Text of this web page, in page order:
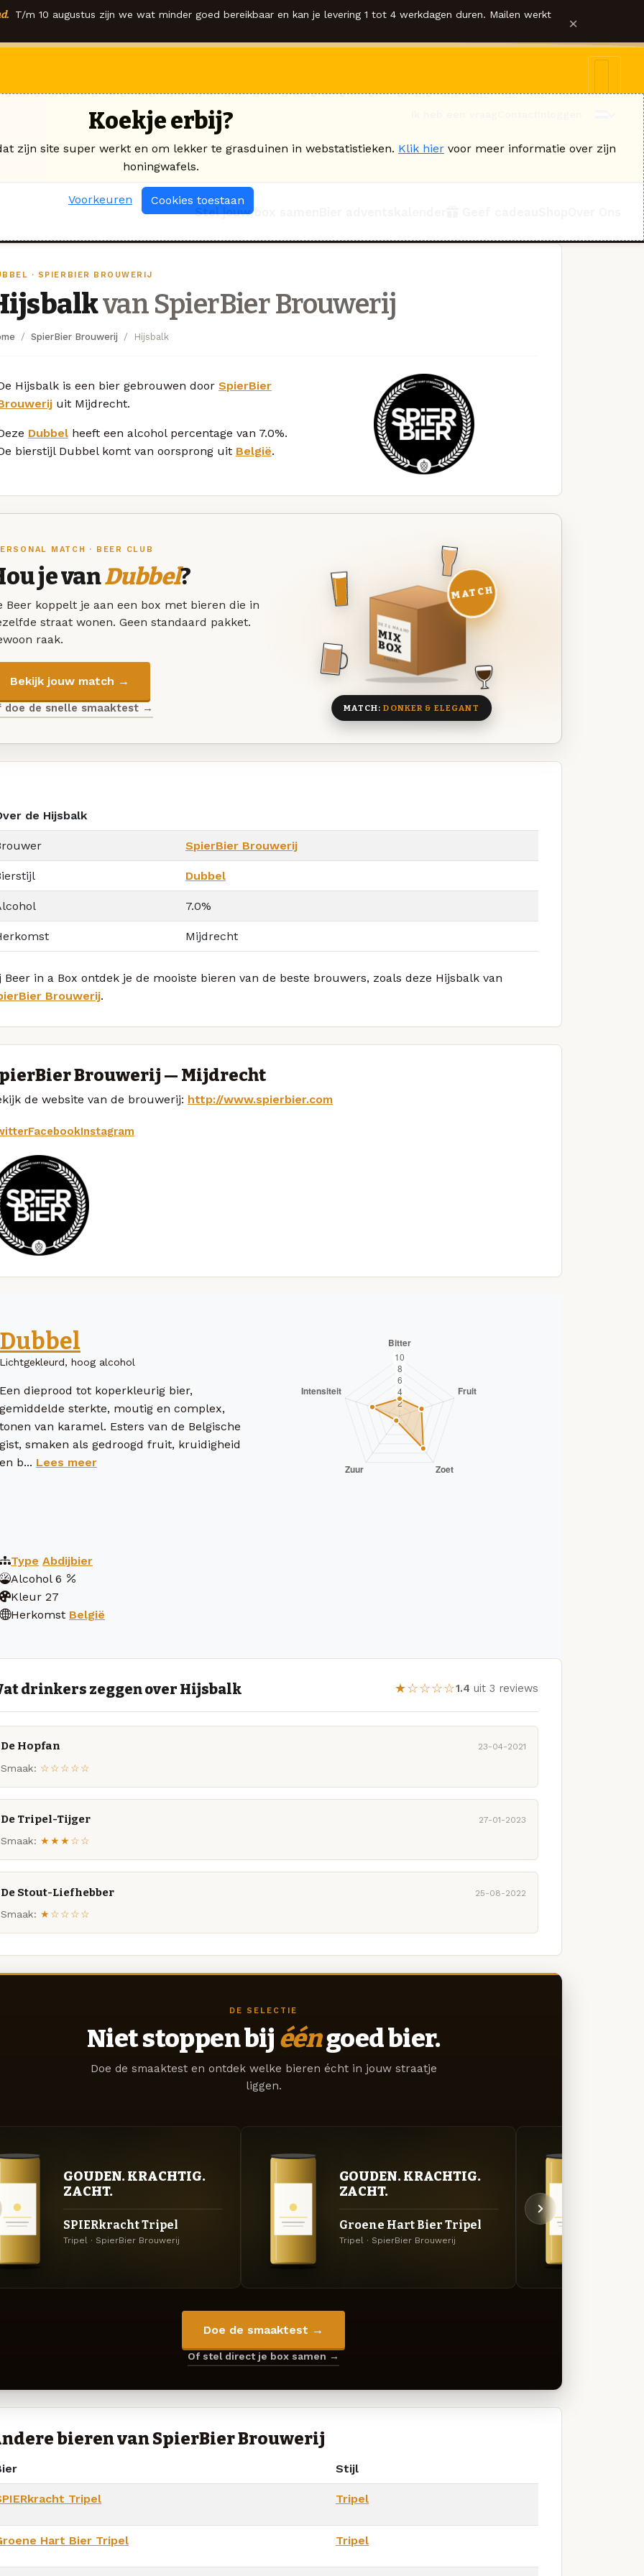
T/m 10 augustus zijn we wat minder goed bereikbaar en kan je levering 1 tot 4 werkdagen duren. Mailen werkt ×
Stel jouw box samen
· SPIERBIER BROUWERIJ
van SpierBier Brouwerij
SpierBier Brouwerij Hijsbalk
Hijsbalk is een bier gebrouwen door SpierBier
uit Mijdrecht.
Dubbel heeft een alcohol percentage van 7.0%.
bierstijl Dubbel komt van oorsprong uit België.
MATCH · BEER CLUB
je vanDubbel?
Beer koppelt je aan een box met bieren die in
straat wonen. Geen standaard pakket.
raak.
Bekijk jouw match →
doe de snelle smaaktest →
DEZE MAAND
MIX
BOX
8 BIEREN
MATCH
MATCH:DONKER & ELEGANT
de Hijsbalk
SpierBier Brouwerij
Dubbel
7.0%
Mijdrecht
Beer in a Box ontdek je de mooiste bieren van de beste brouwers, zoals deze Hijsbalk van
Brouwerij.
Brouwerij — Mijdrecht
de website van de brouwerij: http://www.spierbier.com
FacebookInstagram
Dubbel
Lichtgekleurd, hoog alcohol
Een dieprood tot koperkleurig bier,
gemiddelde sterkte, moutig en complex,
tonen van karamel. Esters van de Belgische
gist, smaken als gedroogd fruit, kruidigheid
en b... Lees meer
Type Abdijbier
Alcohol 6
Kleur 27
Herkomst België
drinkers zeggen over Hijsbalk ★☆☆☆☆1.4 uit 3 reviews
De Hopfan 23-04-2021
Smaak: ☆☆☆☆☆
De Tripel-Tijger 27-01-2023
Smaak: ★★★☆☆
De Stout-Liefhebber 25-08-2022
Smaak: ★☆☆☆☆
DE SELECTIE
Niet stoppen bij ééngoed bier.
Doe de smaaktest en ontdek welke bieren écht in jouw straatje
liggen.
GOUDEN. KRACHTIG.
ZACHT.
SPIERkracht Tripel
Tripel · SpierBier Brouwerij
GOUDEN. KRACHTIG.
ZACHT.
Groene Hart Bier Tripel
Tripel · SpierBier Brouwerij
Doe de smaaktest →
Of stel direct je box samen →
bieren van SpierBier Brouwerij
Stijl
Tripel Tripel
Hart Bier Tripel Tripel
Koekje erbij?
zijn site super werkt en om lekker te grasduinen in webstatistieken. Klik hier voor meer informatie over zijn
honingwafels.
Voorkeuren Cookies toestaan